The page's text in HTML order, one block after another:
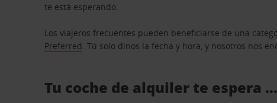
te está esperando.
Los viajeros frecuentes pueden beneficiarse de una
Preferred. Tú solo dinos la fecha y hora, y nosotros nos
Tu coche de alquiler te espera